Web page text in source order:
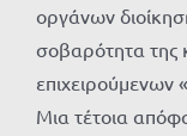
οργάνων
σοβαρότητα της
επιχειρούμενων
Μια τέτοια